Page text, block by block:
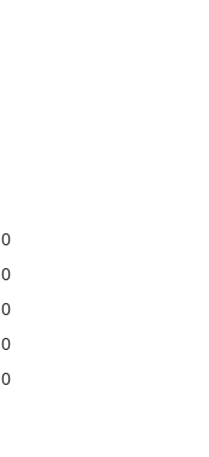
0
0
0
0
0